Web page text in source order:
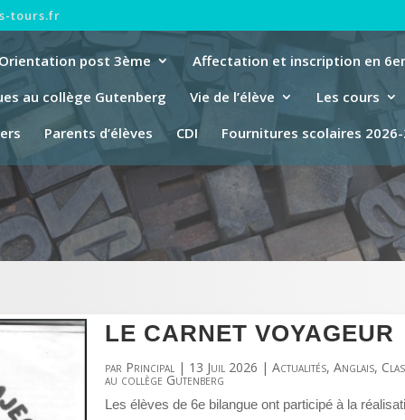
tours.fr
post 3ème
Affectation et inscription en
au collège Gutenberg
Vie de l’élève
Les cours
Parents d’élèves CDI Fournitures scolaires
LE CARNET VOYAGEUR
par Principal | 13 Juil 2026 |Actualités,Anglais,
au collège Gutenberg
Les élèves de 6e bilangue ont participé à la